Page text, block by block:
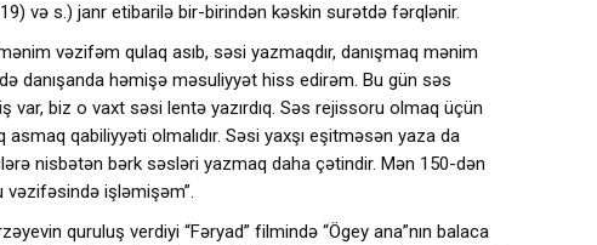
və s.) janr etibarilə bir-birindən kəskin surətdə fərqlənir.
vəzifəm qulaq asıb, səsi yazmaqdır, danışmaq mənim
danışanda həmişə məsuliyyət hiss edirəm. Bu gün səs
var, biz o vaxt səsi lentə yazırdıq. Səs rejissoru olmaq üçün
qabiliyyəti olmalıdır. Səsi yaxşı eşitməsən yaza da
nisbətən bərk səsləri yazmaq daha çətindir. Mən 150-dən
işləmişəm”.
quruluş verdiyi “Fəryad” filmində “Ögey ana”nın balaca